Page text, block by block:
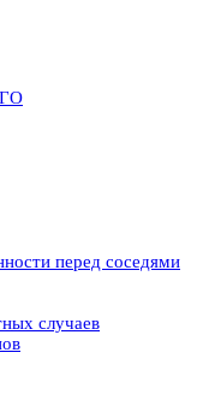
перед соседями
случаев